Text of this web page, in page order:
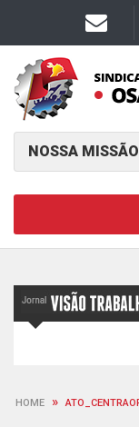
NOSSA MISSÃO
HOME »